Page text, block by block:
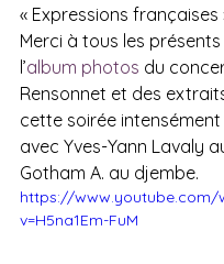
« Expressions françaises
Merci à tous les
l’album photos du
Rensonnet et des
cette soirée
avec Yves-Yann Lavaly
Gotham A. au djembe.
https://www.youtube.com/
v=H5na1Em-FuM